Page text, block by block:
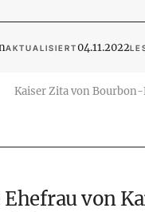
AKTUALISIERT04.11.2022
Kaiser Zita von Bourbon-
von